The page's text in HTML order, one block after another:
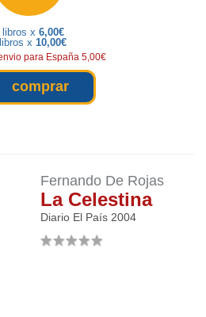
libros x 6,00€
x 10,00€
para España 5,00€
comprar
Fernando De Rojas
La Celestina
Diario El País 2004